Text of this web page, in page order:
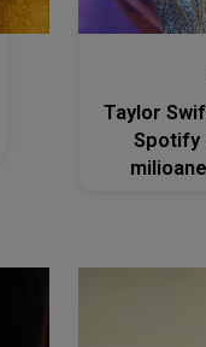
Taylor Swift, prima artistă din
Spotify